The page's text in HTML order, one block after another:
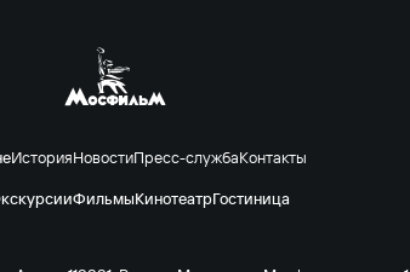
ИсторияНовостиПресс-службаКонтакты
ФильмыКинотеатрГостиница